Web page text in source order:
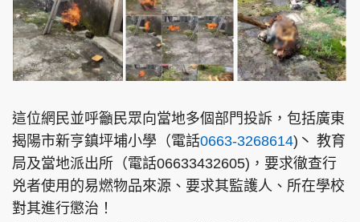
這位網民並呼籲民眾向當地多個部門投訴，包括廣東
揭陽市新亨鎮坪埔小學（電話0663-3268614)丶 教育
局及當地派出所（電話06633432605)，要求徹查行
兇者使用的易燃物品來源、要求其監護人、所在學校
對其進行懲治！